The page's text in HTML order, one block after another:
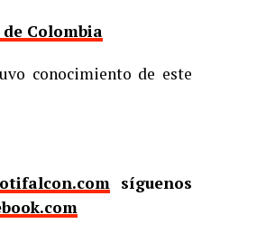
Colombia
conocimiento de este
síguenos